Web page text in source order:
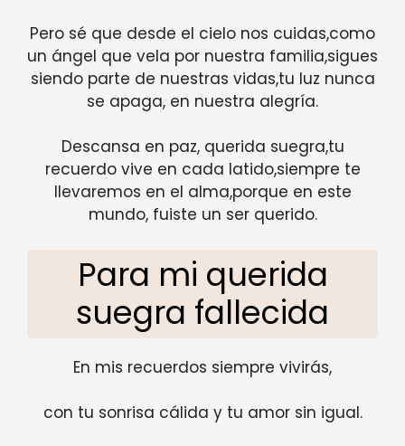
Pero sé que desde el cielo nos cuidas,como
un ángel que vela por nuestra familia,sigues
siendo parte de nuestras vidas,tu luz nunca
se apaga, en nuestra alegría.
Descansa en paz, querida suegra,tu
recuerdo vive en cada latido,siempre te
llevaremos en el alma,porque en este
mundo, fuiste un ser querido.
Para mi querida
suegra fallecida
En mis recuerdos siempre vivirás,
con tu sonrisa cálida y tu amor sin igual.